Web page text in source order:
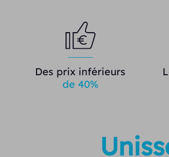
Des prix inférieurs
de 40%